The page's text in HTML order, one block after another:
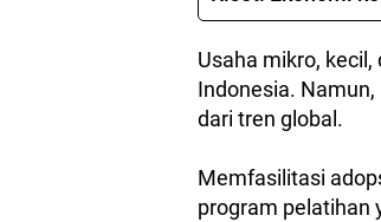
Usaha mikro,
Indonesia.
dari tren global.
Memfasilitasi
program pelatihan